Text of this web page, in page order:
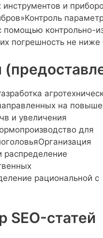
инструментов и
помощью контрольно-
погрешность не
на
и увеличения
для
распределение
рациональной с
SEO-статей